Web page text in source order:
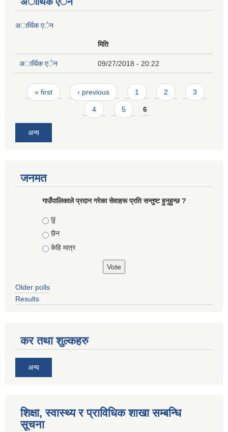
अार्थिक एेन
मिति
अार्थिक एेन 09/27/2018 - 20:22
Pages
« first ‹ previous 1 2 3
4 5 6
अन्य
जनमत
गाउँपालिकाले प्रदान गरेका सेवाहरू प्रति सन्तुष्ट हुनुहुन्छ ?
Choices
छु
छैन
केहि मात्र
Older polls
Results
कर तथा शुल्कहरु
अन्य
शिक्षा, स्वास्थ्य र प्राविधिक शाखा सम्बन्धि
सूचना